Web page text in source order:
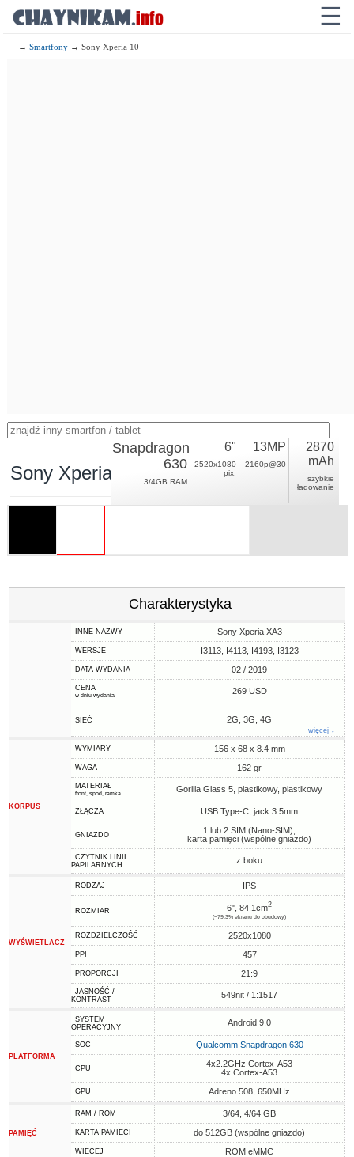
☰
→Smartfony → Sony Xperia 10
Sony Xperia 10
Snapdragon
630
3/4GB RAM
6"
2520x1080
pix.
13MP
2160p@30
2870
mAh
szybkie
ładowanie
Charakterystyka
INNE NAZWY Sony Xperia XA3
WERSJE I3113, I4113, I4193, I3123
DATA WYDANIA 02 / 2019
CENA
w dniu wydania 269 USD
SIEĆ 2G, 3G, 4G
więcej ↓
KORPUS
WYMIARY 156 x 68 x 8.4 mm
WAGA 162 gr
MATERIAŁ
front, spód, ramka Gorilla Glass 5, plastikowy, plastikowy
ZŁĄCZA USB Type-C, jack 3.5mm
GNIAZDO
1 lub 2 SIM (Nano-SIM),
karta pamięci (wspólne gniazdo)
CZYTNIK LINII
PAPILARNYCH
z boku
WYŚWIETLACZ
RODZAJ IPS
ROZMIAR 6", 84.1cm2
(~79.3% ekranu do obudowy)
ROZDZIELCZOŚĆ 2520x1080
PPI 457
PROPORCJI 21:9
JASNOŚĆ /
KONTRAST
549nit / 1:1517
PLATFORMA
SYSTEM
OPERACYJNY
Android 9.0
SOC Qualcomm Snapdragon 630
CPU
4x2.2GHz Cortex-A53
4x Cortex-A53
GPU Adreno 508, 650MHz
PAMIĘĆ
RAM / ROM 3/64, 4/64 GB
KARTA PAMIĘCI do 512GB (wspólne gniazdo)
WIĘCEJ ROM eMMC